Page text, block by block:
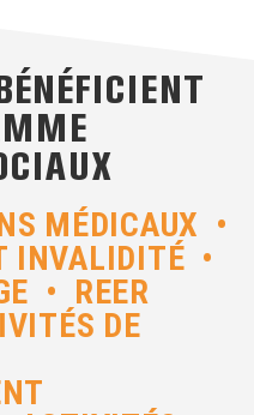
MÉDICAUX •
INVALIDITÉ •
• REER
DE